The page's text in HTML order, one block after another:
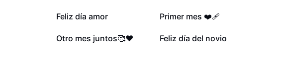
50,7 mil
Feliz día amor 46,4 mil
Primer mes ❤️‍🩹
10 mil
Otro mes juntos🥰❤️ 8,2 mil
Feliz día del novio